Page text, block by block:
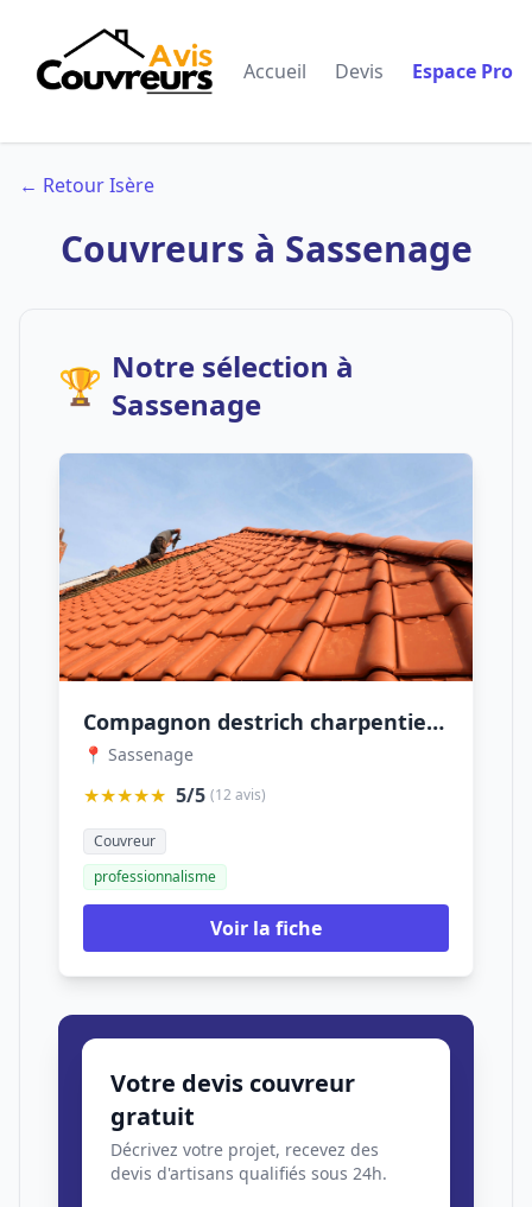
Accueil Devis Espace Pro
← Retour Isère
Couvreurs à Sassenage
🏆 Notre sélection à
Sassenage
Compagnon destrich charpentier couvreur zingueur
📍 Sassenage
★★★★★ 5/5 (12 avis)
Couvreur
professionnalisme
Voir la fiche
Votre devis couvreur
gratuit
Décrivez votre projet, recevez des
devis d'artisans qualifiés sous 24h.